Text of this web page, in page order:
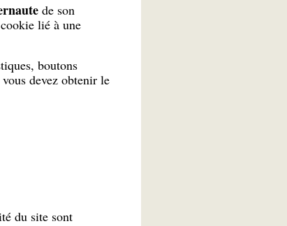
de son
lié à une
boutons
devez obtenir le
du site sont